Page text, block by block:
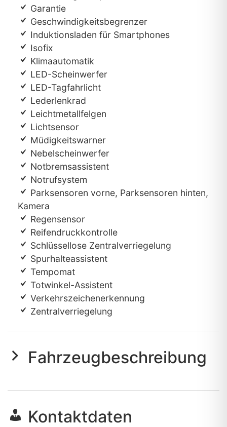
Garantie
Geschwindigkeitsbegrenzer
Induktionsladen für Smartphones
Isofix
Klimaautomatik
LED-Scheinwerfer
LED-Tagfahrlicht
Lederlenkrad
Leichtmetallfelgen
Lichtsensor
Müdigkeitswarner
Nebelscheinwerfer
Notbremsassistent
Notrufsystem
Parksensoren vorne, Parksensoren hinten,
Kamera
Regensensor
Reifendruckkontrolle
Schlüssellose Zentralverriegelung
Spurhalteassistent
Tempomat
Totwinkel-Assistent
Verkehrszeichenerkennung
Zentralverriegelung
Fahrzeugbeschreibung
Kontaktdaten